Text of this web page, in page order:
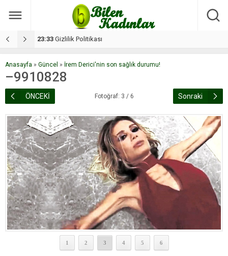
17:08 Dilan, düğününe 5 gün kala hayatını kaybetti
Anasayfa » Güncel » İrem Derici'nin son sağlık durumu!
–9910828
ÖNCEKİ Fotoğraf: 3 / 6 Sonraki
1 2 3 4 5 6